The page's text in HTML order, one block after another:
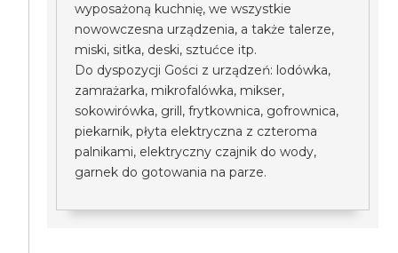
wyposażoną kuchnię, we wszystkie
nowowczesna urządzenia, a także talerze,
miski, sitka, deski, sztućce itp.
Do dyspozycji Gości z urządzeń: lodówka,
zamrażarka, mikrofalówka, mikser,
sokowirówka, grill, frytkownica, gofrownica,
piekarnik, płyta elektryczna z czteroma
palnikami, elektryczny czajnik do wody,
garnek do gotowania na parze.